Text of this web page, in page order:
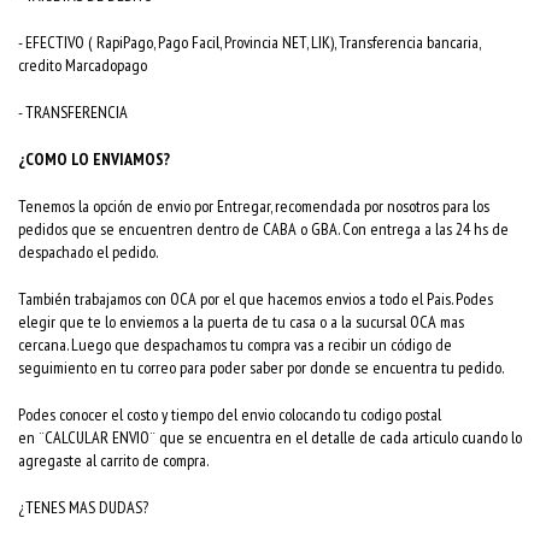
- EFECTIVO ( RapiPago, Pago Facil, Provincia NET, LIK), Transferencia bancaria,
credito Marcadopago
- TRANSFERENCIA
¿COMO LO ENVIAMOS?
Tenemos la opción de envio por Entregar, recomendada por nosotros para los
pedidos que se encuentren dentro de CABA o GBA. Con entrega a las 24 hs de
despachado el pedido.
También trabajamos con OCA por el que hacemos envios a todo el Pais. Podes
elegir que te lo enviemos a la puerta de tu casa o a la sucursal OCA mas
cercana. Luego que despachamos tu compra vas a recibir un código de
seguimiento en tu correo para poder saber por donde se encuentra tu pedido.
Podes conocer el costo y tiempo del envio colocando tu codigo postal
en ¨CALCULAR ENVIO¨ que se encuentra en el detalle de cada articulo cuando lo
agregaste al carrito de compra.
¿TENES MAS DUDAS?